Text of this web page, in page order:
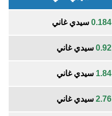
0.184 سيدي غاني
0.92 سيدي غاني
1.84 سيدي غاني
2.76 سيدي غاني